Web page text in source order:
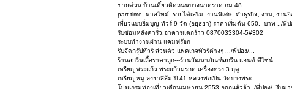
ขายด่วน บ้านเดี๋ยวติดถนนบางนาตราด กม 48
part time, พาสไทม์, รายได้เสริม, งานพิเศษ, ทำธุรกิจ, งาน, งานอิ
เที่ยวแบบอิ่มบุญ ทัวร์ 9 วัด (อยุธยา) ราคาเริ่มต้น 650.- บาท ../พี่ปอ
รับซ่อมหลังคารั่ว,อาคารแตกร้าว 0870033304-5#302
ระบบทำงานผ่าน แคมฟร๊อก
รับจัดกรุ๊ปทัวร์ ส่วนตัว แพคเกจทัวร์ต่างๆ .../พี่ปอง/...
ร้านสกรีนเสื้อราคาถูก---ร้านวัฒนาภัณฑ์สกรีน แอนด์ ดีไซน์
เหรียญพระแก้ว พระแก้วมรกต เครื่องทรง 3 ฤดู
เหรียญหมู ลงยาสีส้ม ปี 41 หลวงพ่อเปิ่น วัดบางพระ
โปรแกรมท่องเที่ยวเดือนเมษายน 2553 ออกแล้วจ้า../พี่ปอง/..รีบม